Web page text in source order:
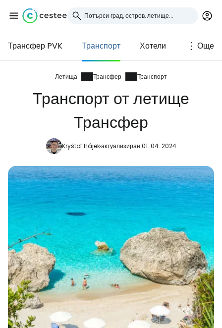
Трансфер PVK Транспорт Хотели Още
Летища Трансфер Транспорт
Транспорт от летище
Трансфер
Kryštof Hájekактуализиран 01. 04. 2024
Влезте в Cestee
... световната общност на туристите
Продължете с Google
Продължете с Facebook
Продължете с имейл